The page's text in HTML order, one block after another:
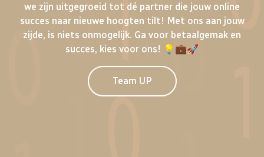
we zijn uitgegroeid tot dé partner die jouw online
succes naar nieuwe hoogten tilt! Met ons aan jouw
zijde, is niets onmogelijk. Ga voor betaalgemak en
succes, kies voor ons! 💡💼🚀
Team UP